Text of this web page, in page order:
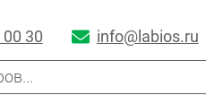
30 info@labios.ru